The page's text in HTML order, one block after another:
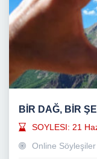
BIR DAĞ, BIR
SOYLESI: 21
Online Söyleşiler